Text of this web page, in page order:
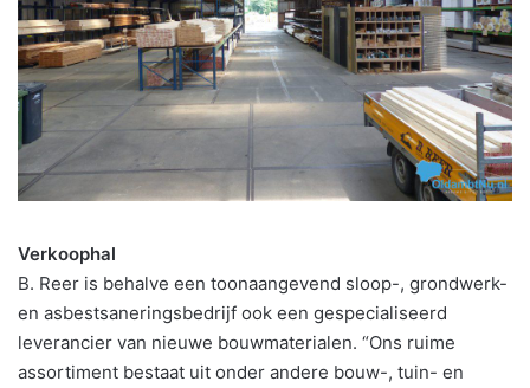
Verkoophal
B. Reer is behalve een toonaangevend sloop-, grondwerk-
en asbestsaneringsbedrijf ook een gespecialiseerd
leverancier van nieuwe bouwmaterialen. “Ons ruime
assortiment bestaat uit onder andere bouw-, tuin- en